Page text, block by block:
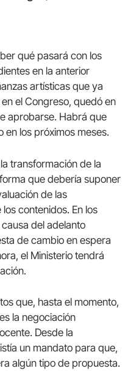
qué pasará con los
en la anterior
artísticas que ya
el Congreso, quedó en
aprobarse. Habrá que
los próximos meses.
transformación de la
que debería suponer
de las
contenidos. En los
del adelanto
de cambio en espera
el Ministerio tendrá
que, hasta el momento,
la negociación
Desde la
un mandato para que,
algún tipo de propuesta.